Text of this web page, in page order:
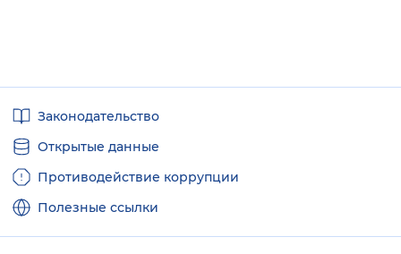
ссылкиЗаконодательство
Открытые данные
Противодействие коррупции
Полезные ссылки